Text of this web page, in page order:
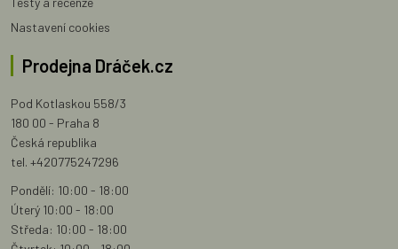
Nastavení cookies
Prodejna Dráček.cz
Pod Kotlaskou 558/3
180 00 - Praha 8
Česká republika
tel. +420775247296
Pondělí: 10:00 - 18:00
Úterý 10:00 - 18:00
Středa: 10:00 - 18:00